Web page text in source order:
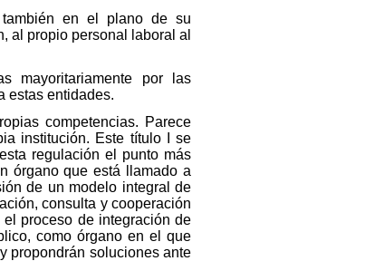
también en el plano de su
al propio personal laboral al
mayoritariamente por las
estas entidades.
competencias. Parece
institución. Este título I se
regulación el punto más
órgano que está llamado a
de un modelo integral de
consulta y cooperación
proceso de integración de
como órgano en el que
propondrán soluciones ante